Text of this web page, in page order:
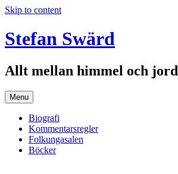
Skip to content
Stefan Swärd
Allt mellan himmel och jord
Menu
Biografi
Kommentarsregler
Folkungasalen
Böcker